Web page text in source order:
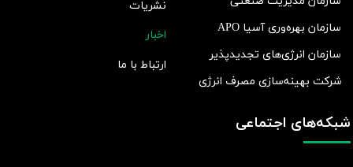
نشریات
اخبار
ارتباط با ما
سازمان بهره‌وری آسیا APO
سازمان انرژی‌های تجدیدپذیر
شرکت بهينه‌سازی مصرف انرژی
شبکه‌های اجتماعی